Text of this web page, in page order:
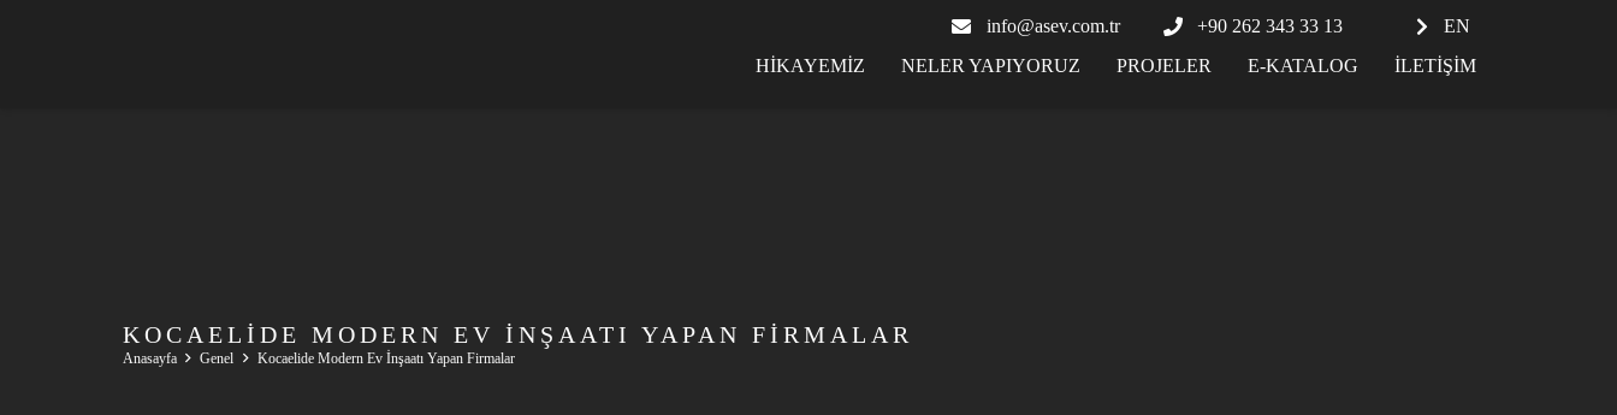
info@asev.com.tr +90 262 343 33 13
EN
HİKAYEMİZ
NELER YAPIYORUZ PROJELER E-KATALOG İLETIŞIM
KOCAELIDE MODERN EV İNŞAATI YAPAN FIRMALAR
Anasayfa Genel Kocaelide Modern Ev İnşaatı Yapan Firmalar